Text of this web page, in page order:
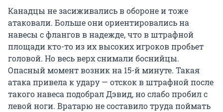
Канадцы не засиживались в обороне и тоже
атаковали. Больше они ориентировались на
навесы с флангов в надежде, что в штрафной
площади кто-то из их высоких игроков пробьет
головой. Но весь верх снимали боснийцы.
Опасный момент возник на 15-й минуте. Такая
атака привела к удару — отскок в штрафной после
такого навеса подобрал Дэвид, но слабо пробил с
левой ноги. Вратарю не составило труда поймать